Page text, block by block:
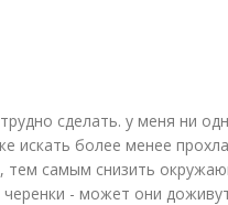
сделать. у меня ни
искать более менее
тем самым снизить
черенки - может они